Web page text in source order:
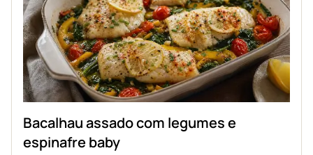
Bacalhau assado com legumes e
espinafre baby